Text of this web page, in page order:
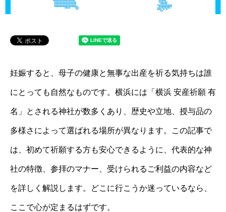
妊娠すると、母子の健康と無事な出産を祈る気持ちは誰
にとっても自然なものです。横浜には「横浜 安産祈願 有
名」とされる神社が数多くあり、歴史や立地、授与品の
多様さによって選ばれる場所が異なります。この記事で
は、初めて祈願する方も安心できるように、代表的な神
社の特徴、参拝のマナー、受けられるご利益の内容など
を詳しく解説します。どこに行こうか迷っているなら、
ここで心が定まるはずです。